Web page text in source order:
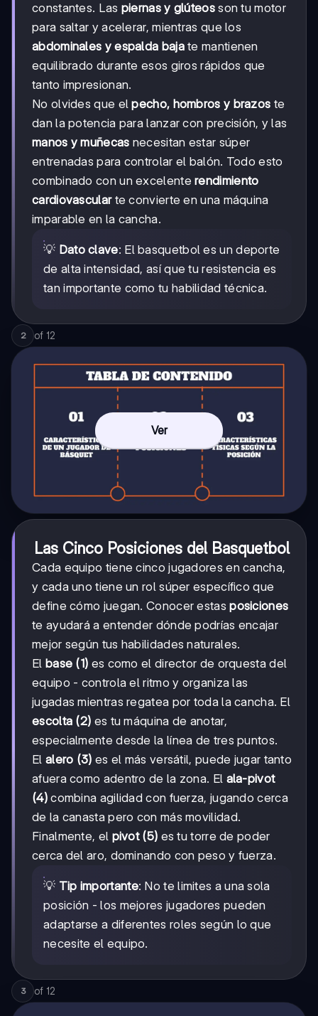
constantes. Las piernas y glúteosson tu motor
para saltar y acelerar, mientras que los
abdominales y espalda bajate mantienen
equilibrado durante esos giros rápidos que
tanto impresionan.
No olvides que elpecho, hombros y brazos te
dan la potencia para lanzar con precisión, y las
manos y muñecas necesitan estar súper
entrenadas para controlar el balón. Todo esto
combinado con un excelenterendimiento
cardiovascularte convierte en una máquina
imparable en la cancha.
💡 Dato clave: El basquetbol es un deporte
de alta intensidad, así que tu resistencia es
tan importante como tu habilidad técnica.
2 of 12
Ver
Las Cinco Posiciones del Basquetbol
Cada equipo tiene cinco jugadores en cancha,
y cada uno tiene un rol súper específico que
define cómo juegan. Conocer estasposiciones
te ayudará a entender dónde podrías encajar
mejor según tus habilidades naturales.
El base (1) es como el director de orquesta del
equipo - controla el ritmo y organiza las
jugadas mientras regatea por toda la cancha. El
escolta (2) es tu máquina de anotar,
especialmente desde la línea de tres puntos.
El alero (3) es el más versátil, puede jugar tanto
afuera como adentro de la zona. El ala-pivot
(4)combina agilidad con fuerza, jugando cerca
de la canasta pero con más movilidad.
Finalmente, el pivot (5) es tu torre de poder
cerca del aro, dominando con peso y fuerza.
💡 Tip importante: No te limites a una sola
posición - los mejores jugadores pueden
adaptarse a diferentes roles según lo que
necesite el equipo.
3 of 12